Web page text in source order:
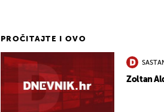
PROČITAJTE I OVO
Zoltan